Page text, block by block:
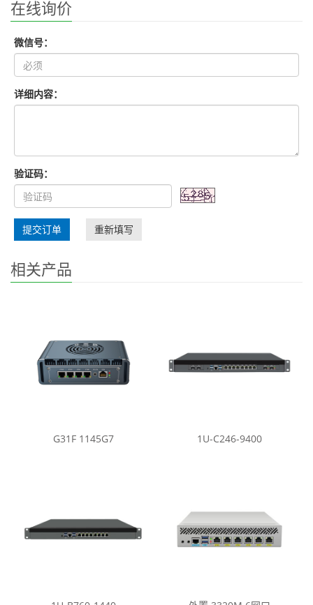
在线询价
微信号：
详细内容：
验证码：
提交订单 重新填写
相关产品
G31F 1145G7 1U-C246-9400